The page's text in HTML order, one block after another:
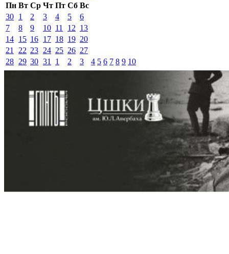
Пн Вт Ср Чт Пт Сб Вс
30 1 2 3 4 5
6
7
8 9 10 11 12 13
14 15 16 17 18 19 20
21
22 23 24 25 26 27
28 29 30 31 1 2 3 4 5 6 7 8 9 10